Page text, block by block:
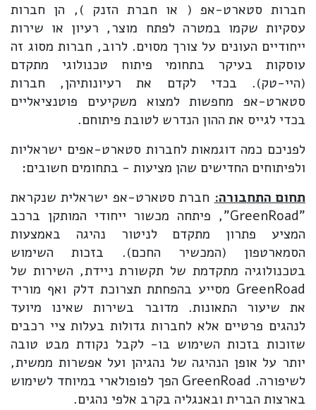
חברות סטארט-אפ ( או חברת הזנק ), הן חברות
עסקיות שקמו במטרה לפתח מוצר, רעיון או שירות
ייחודיים העונים על צורך מסוים. לרוב, חברות מסוג זה
עוסקות בעיקר בתחומי פיתוח טכנולוגי מתקדם
(היי-טק). בכדי לקדם את רעיונותיהן, חברות
סטארט-אפ מחפשות למצוא משקיעים פוטנציאליים
בכדי לגייס את ההון הנדרש לטובת פיתוחם.
לפניכם כמה דוגמאות לחברות סטארט-אפים ישראליות
ולפיתוחים החדישים שהן מציעות - בתחומים חשובים:
תחום התחבורה: חברת סטארט-אפ ישראלית שנקראת
"GreenRoad", פיתחה מכשור ייחודי המותקן ברכב
המציע פתרון מתקדם לניטור נהיגה באמצעות
הסמארטפון (המכשיר החכם). בזכות השימוש
בטכנולוגיה מתקדמת של תקשורת ניידת, השירות של
GreenRoad מסייע בהפחתת תצרוכת דלק ואף מוריד
את שיעור התאונות. מדובר בשירות שאינו מיועד
לנהגים פרטיים אלא לחברות גדולות בעלות ציי רכבים
שזוכות בזכות השימוש בו- לקבל נקודת מבט טובה
יותר על אופן הנהיגה של נהגיהן ועל אפשרות ממשית,
לשיפורה. GreenRoad הפך לפופולארי במיוחד לשימוש
בארצות הברית ובאנגליה בקרב אלפי נהגים.